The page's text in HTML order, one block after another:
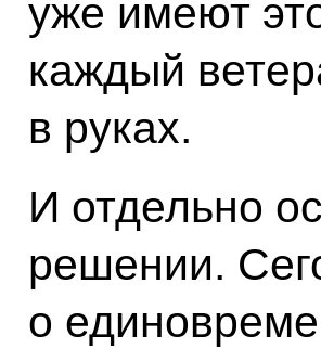
уже имеют
каждый
в руках.
И отдельно
решении.
о